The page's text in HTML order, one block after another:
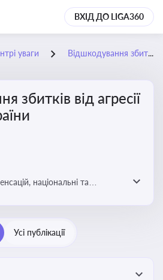
ВХІД ДО LIGA360
уваги Відшкодування збитків від агресії рф проти України
збитків від агресії
національні та
Усі публікації